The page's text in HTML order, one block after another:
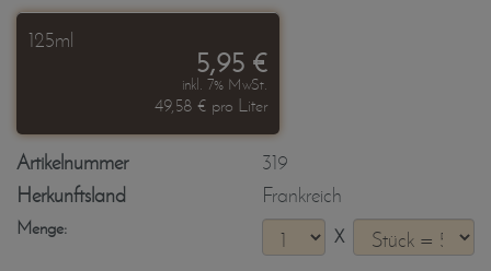
125ml
5,95 €
inkl. 7% MwSt.
49,58 € pro Liter
Artikelnummer
319
Herkunftsland
Frankreich
Menge: X